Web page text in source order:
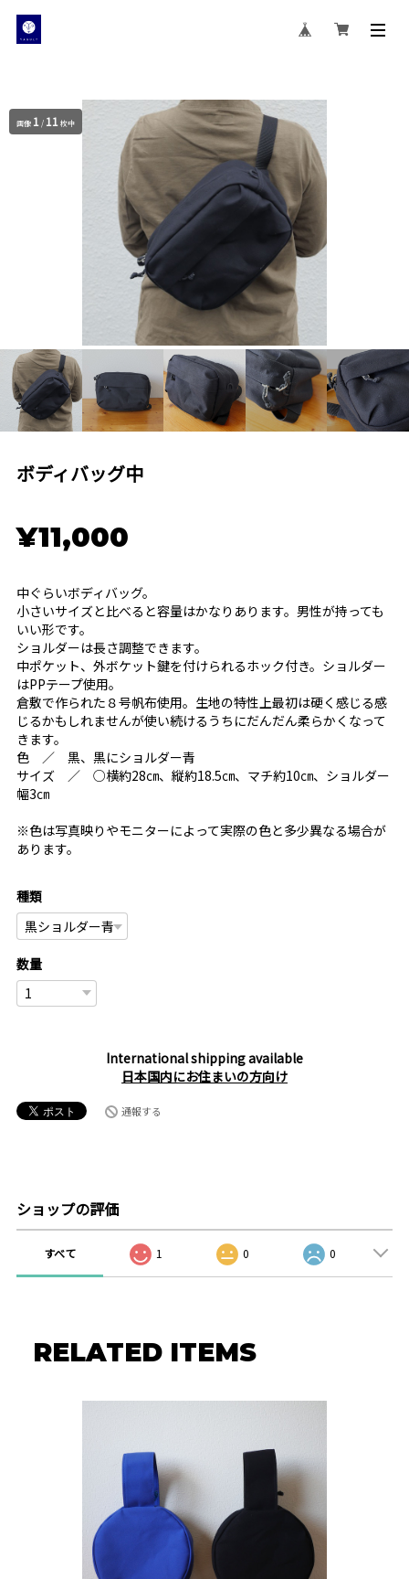
画像 1 / 11 枚中
ボディバッグ中
¥11,000
中ぐらいボディバッグ。
小さいサイズと比べると容量はかなりあります。男性が持っても
いい形です。
ショルダーは長さ調整できます。
中ポケット、外ボケット鍵を付けられるホック付き。ショルダー
はPPテープ使用。
倉敷で作られた８号帆布使用。生地の特性上最初は硬く感じる感
じるかもしれませんが使い続けるうちにだんだん柔らかくなって
きます。
色 ／ 黒、黒にショルダー青
サイズ ／ ○横約28㎝、縦約18.5㎝、マチ約10㎝、ショルダー
幅3㎝
※色は写真映りやモニターによって実際の色と多少異なる場合が
あります。
種類
数量
International shipping available
日本国内にお住まいの方向け
通報する
ショップの評価
すべて 1 0 0
RELATED ITEMS